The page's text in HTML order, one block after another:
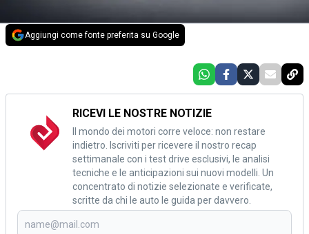
Aggiungi come fonte preferita su Google
RICEVI LE NOSTRE NOTIZIE
Il mondo dei motori corre veloce: non restare
indietro. Iscriviti per ricevere il nostro recap
settimanale con i test drive esclusivi, le analisi
tecniche e le anticipazioni sui nuovi modelli. Un
concentrato di notizie selezionate e verificate,
scritte da chi le auto le guida per davvero.